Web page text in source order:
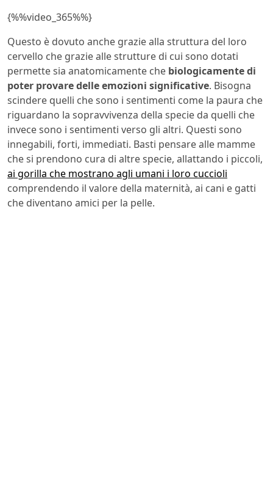
{%%video_365%%}
Questo è dovuto anche grazie alla struttura del loro
cervello che grazie alle strutture di cui sono dotati
permette sia anatomicamente che biologicamente di
poter provare delle emozioni significative. Bisogna
scindere quelli che sono i sentimenti come la paura che
riguardano la sopravvivenza della specie da quelli che
invece sono i sentimenti verso gli altri. Questi sono
innegabili, forti, immediati. Basti pensare alle mamme
che si prendono cura di altre specie, allattando i piccoli,
ai gorilla che mostrano agli umani i loro cuccioli
comprendendo il valore della maternità, ai cani e gatti
che diventano amici per la pelle.